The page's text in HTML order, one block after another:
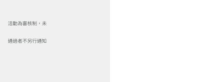
活動為審核制，未
通過者不另行通知